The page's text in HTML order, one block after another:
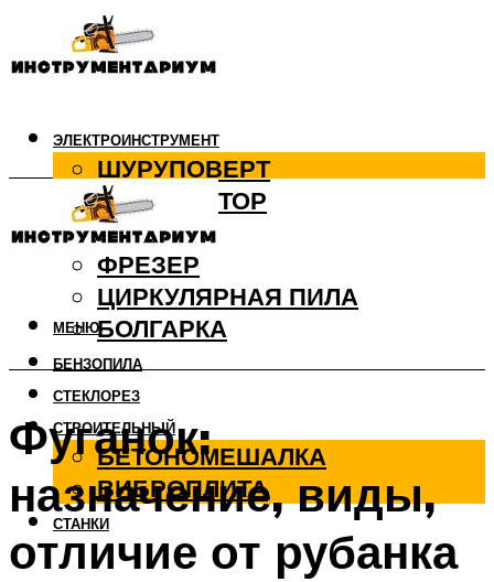
ЭЛЕКТРОИНСТРУМЕНТ
ШУРУПОВЕРТ
ПЕРФОРАТОР
ДРЕЛЬ
ФРЕЗЕР
ЦИРКУЛЯРНАЯ ПИЛА
БОЛГАРКА
БЕНЗОПИЛА
СТЕКЛОРЕЗ
СТРОИТЕЛЬНЫЙ
БЕТОНОМЕШАЛКА
ВИБРОПЛИТА
СТАНКИ
МЕНЮ
Фуганок:
назначение, виды,
отличие от рубанка